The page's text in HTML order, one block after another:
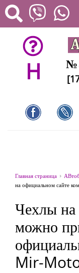
H №
Главная страница
на официальном сайте
Чехлы
можно
Mir-